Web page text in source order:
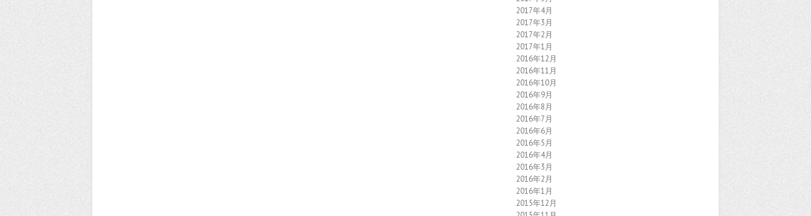
2017年4月
2017年3月
2017年2月
2017年1月
2016年12月
2016年11月
2016年10月
2016年9月
2016年8月
2016年7月
2016年6月
2016年5月
2016年4月
2016年3月
2016年2月
2016年1月
2015年12月